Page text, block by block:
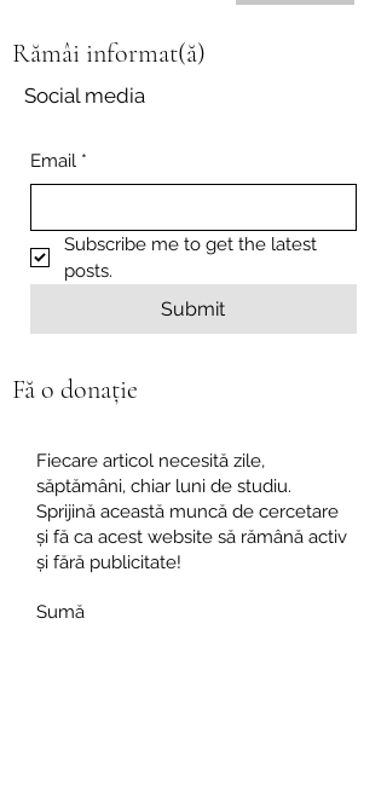
Rămâi informat(ă)
Social media
Email *
Subscribe me to get the latest
posts.
Submit
Fă o donație
Fiecare articol necesită zile,
săptămâni, chiar luni de studiu.
Sprijină această muncă de cercetare
și fă ca acest website să rămână activ
și fără publicitate!
Sumă